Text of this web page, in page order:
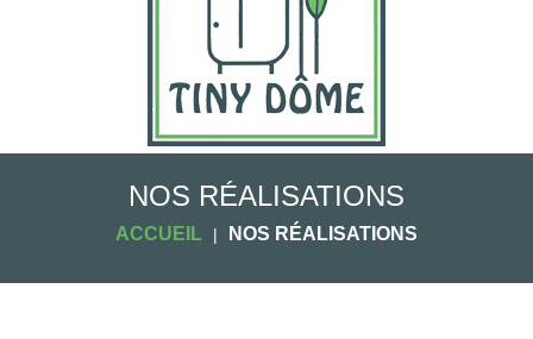
NOS RÉALISATIONS
ACCUEIL NOS RÉALISATIONS